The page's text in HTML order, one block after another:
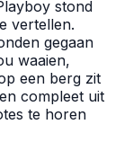
stond
vertellen.
gegaan
waaien,
een berg zit
compleet uit
te horen